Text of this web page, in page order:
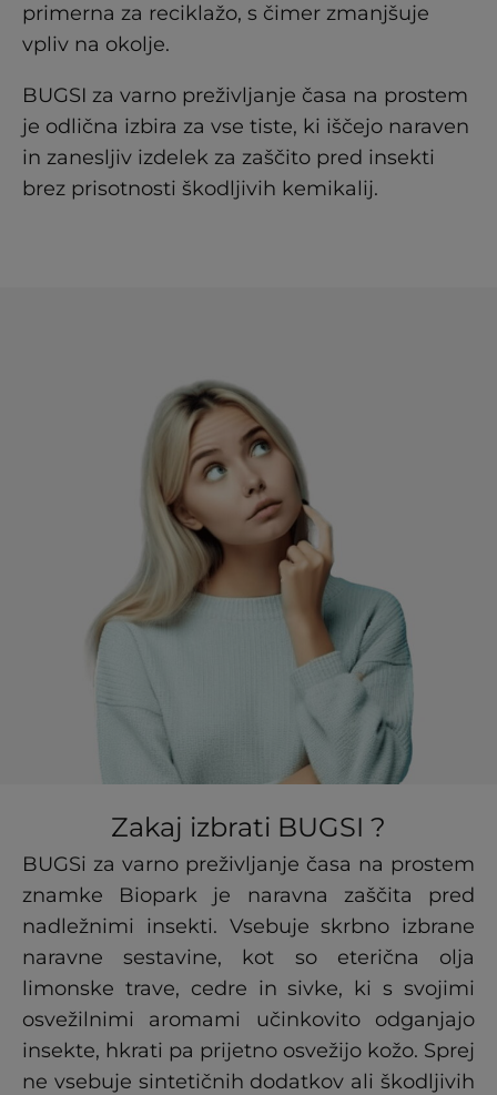
primerna za reciklažo, s čimer zmanjšuje
vpliv na okolje.
BUGSI za varno preživljanje časa na prostem
je odlična izbira za vse tiste, ki iščejo naraven
in zanesljiv izdelek za zaščito pred insekti
brez prisotnosti škodljivih kemikalij.
Zakaj izbrati BUGSI ?
BUGSi za varno preživljanje časa na prostem
znamke Biopark je naravna zaščita pred
nadležnimi insekti. Vsebuje skrbno izbrane
naravne sestavine, kot so eterična olja
limonske trave, cedre in sivke, ki s svojimi
osvežilnimi aromami učinkovito odganjajo
insekte, hkrati pa prijetno osvežijo kožo. Sprej
ne vsebuje sintetičnih dodatkov ali škodljivih